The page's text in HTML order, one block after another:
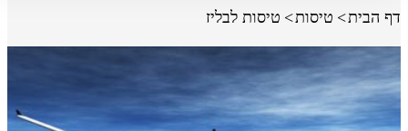
דף הבית טיסות טיסות לבליז